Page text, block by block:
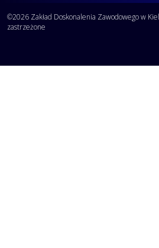
©2026 Zakład Doskonalenia Zawodowego w
zastrzeżone